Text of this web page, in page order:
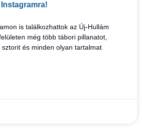
is találkozhattok az Új-Hullám
még több tábori pillanatot,
és minden olyan tartalmat